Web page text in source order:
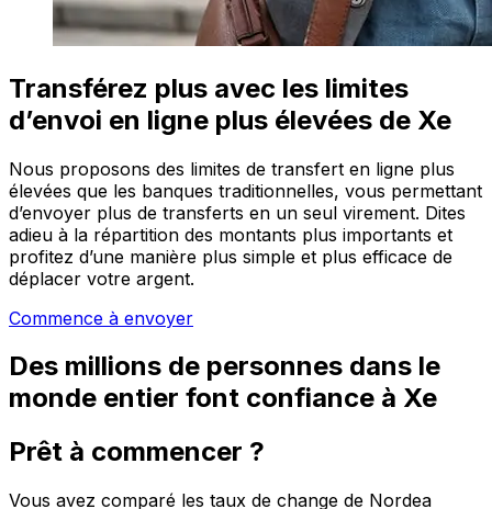
Transférez plus avec les limites
d’envoi en ligne plus élevées de Xe
Nous proposons des limites de transfert en ligne plus
élevées que les banques traditionnelles, vous permettant
d’envoyer plus de transferts en un seul virement. Dites
adieu à la répartition des montants plus importants et
profitez d’une manière plus simple et plus efficace de
déplacer votre argent.
Commence à envoyer
Des millions de personnes dans le
monde entier font confiance à Xe
Prêt à commencer ?
Vous avez comparé les taux de change de Nordea